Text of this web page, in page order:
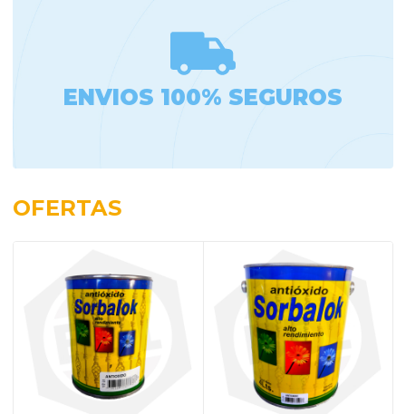
ENVIOS 100% SEGUROS
OFERTAS